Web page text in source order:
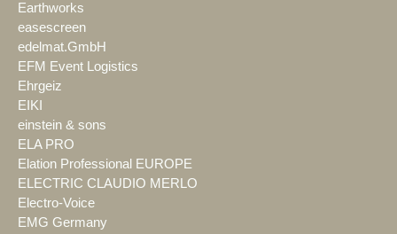
Earthworks
easescreen
edelmat.GmbH
EFM Event Logistics
Ehrgeiz
EIKI
einstein & sons
ELA PRO
Elation Professional EUROPE
ELECTRIC CLAUDIO MERLO
Electro-Voice
EMG Germany